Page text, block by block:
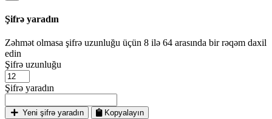
Şifrə yaradın
Zəhmət olmasa şifrə uzunluğu üçün 8 ilə 64 arasında bir rəqəm daxil
edin
Şifrə uzunluğu
Şifrə yaradın
Yeni şifrə yaradın Kopyalayın